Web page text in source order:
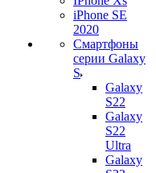
iPhone SE
2020
Смартфоны
серии Galaxy
S
Galaxy
S22
Galaxy
S22
Ultra
Galaxy